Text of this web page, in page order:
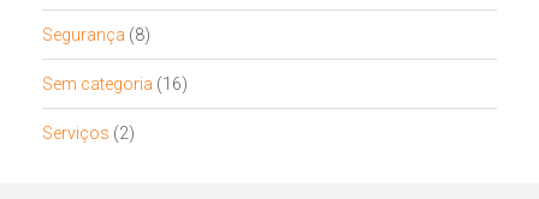
Segurança (8)
Sem categoria (16)
Serviços (2)